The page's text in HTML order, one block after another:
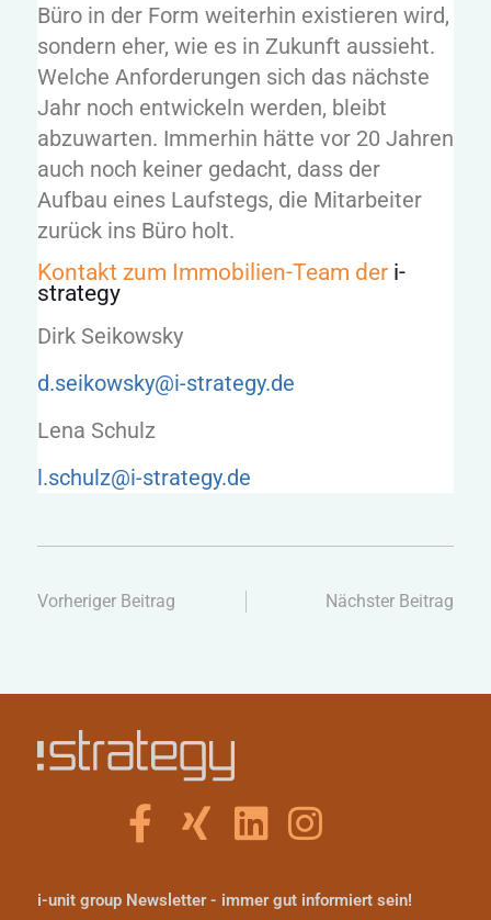
Büro in der Form weiterhin existieren wird,
sondern eher, wie es in Zukunft aussieht.
Welche Anforderungen sich das nächste
Jahr noch entwickeln werden, bleibt
abzuwarten. Immerhin hätte vor 20 Jahren
auch noch keiner gedacht, dass der
Aufbau eines Laufstegs, die Mitarbeiter
zurück ins Büro holt.
Kontakt zum Immobilien-Team der i-
strategy
Dirk Seikowsky
d.seikowsky@i-strategy.de
Lena Schulz
l.schulz@i-strategy.de
Vorheriger Beitrag Nächster Beitrag
i-unit group Newsletter - immer gut informiert sein!